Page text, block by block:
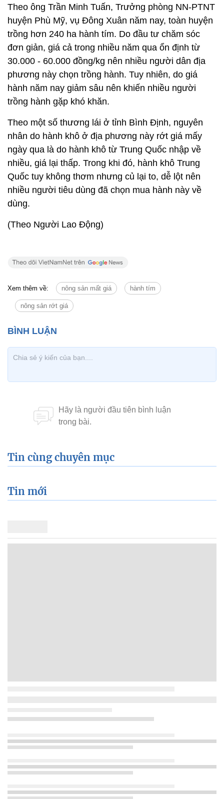
Theo ông Trần Minh Tuấn, Trưởng phòng NN-PTNT
huyện Phù Mỹ, vụ Đông Xuân năm nay, toàn huyện
trồng hơn 240 ha hành tím. Do đầu tư chăm sóc
đơn giản, giá cả trong nhiều năm qua ổn định từ
30.000 - 60.000 đồng/kg nên nhiều người dân địa
phương này chọn trồng hành. Tuy nhiên, do giá
hành năm nay giảm sâu nên khiến nhiều người
trồng hành gặp khó khăn.
Theo một số thương lái ở tỉnh Bình Định, nguyên
nhân do hành khô ở địa phương này rớt giá mấy
ngày qua là do hành khô từ Trung Quốc nhập về
nhiều, giá lại thấp. Trong khi đó, hành khô Trung
Quốc tuy không thơm nhưng củ lại to, dễ lột nên
nhiều người tiêu dùng đã chọn mua hành này về
dùng.
(Theo Người Lao Động)
Xem thêm về: nông sản mất giá hành tím
nông sản rớt giá
Tin cùng chuyên mục
Tin mới